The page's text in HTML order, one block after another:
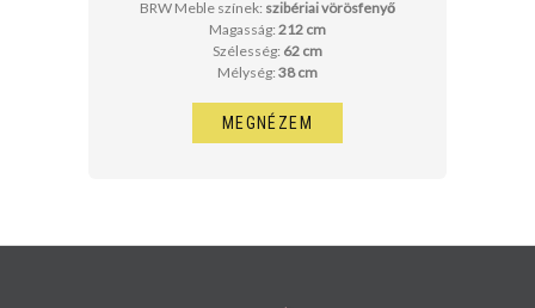
BRW Meble színek: szibériai vörösfenyő
Magasság: 212 cm
Szélesség: 62 cm
Mélység: 38 cm
MEGNÉZEM